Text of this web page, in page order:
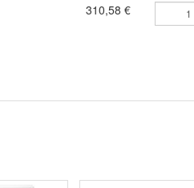
310,58 €